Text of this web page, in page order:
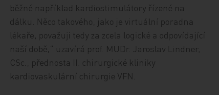
běžné například kardiostimulátory řízené na
dálku. Něco takového, jako je virtuální poradna
lékaře, považuji tedy za zcela logické a odpovídající
naší době,“ uzavírá prof. MUDr. Jaroslav Lindner,
CSc., přednosta II. chirurgické kliniky
kardiovaskulární chirurgie VFN.